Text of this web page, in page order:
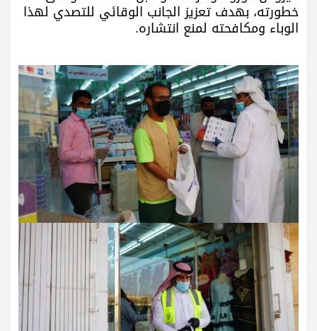
خطورته، بهدف تعزيز الجانب الوقائي للتصدي لهذا
الوباء ومكافحته لمنع انتشاره.